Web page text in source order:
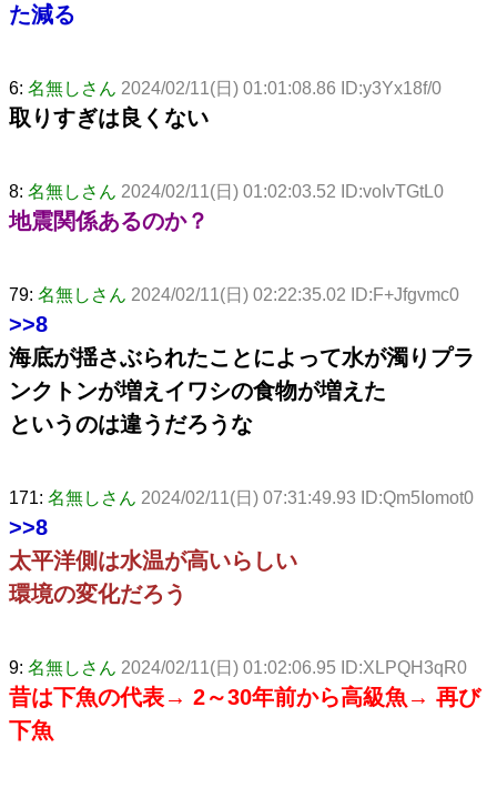
た減る
6: 名無しさん 2024/02/11(日) 01:01:08.86 ID:y3Yx18f/0
取りすぎは良くない
8: 名無しさん 2024/02/11(日) 01:02:03.52 ID:voIvTGtL0
地震関係あるのか？
79: 名無しさん 2024/02/11(日) 02:22:35.02 ID:F+Jfgvmc0
>>8
海底が揺さぶられたことによって水が濁りプラ
ンクトンが増えイワシの食物が増えた
というのは違うだろうな
171: 名無しさん 2024/02/11(日) 07:31:49.93 ID:Qm5Iomot0
>>8
太平洋側は水温が高いらしい
環境の変化だろう
9: 名無しさん 2024/02/11(日) 01:02:06.95 ID:XLPQH3qR0
昔は下魚の代表→ 2～30年前から高級魚→ 再び
下魚